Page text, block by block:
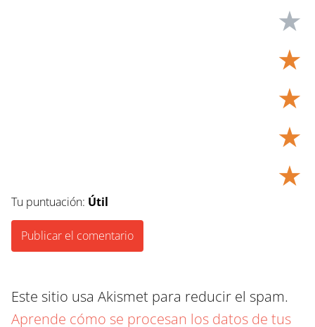
★
★
★
★
★
Tu puntuación: Útil
Este sitio usa Akismet para reducir el spam.
Aprende cómo se procesan los datos de tus